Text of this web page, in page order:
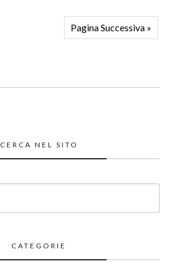
Pagina Successiva »
CERCA NEL SITO
CATEGORIE